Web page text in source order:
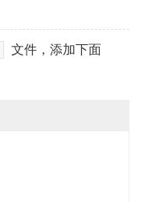
文件，添加下面